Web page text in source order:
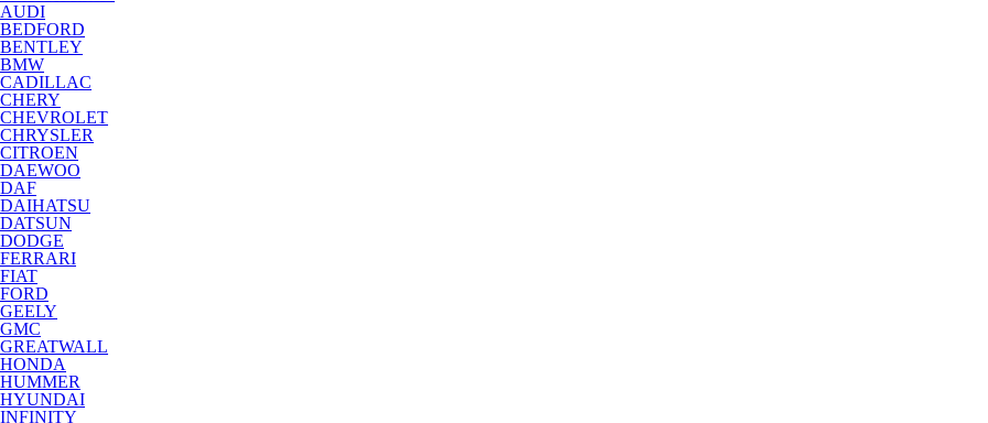
AUDI
BEDFORD
BENTLEY
BMW
CADILLAC
CHERY
CHEVROLET
CHRYSLER
CITROEN
DAEWOO
DAF
DAIHATSU
DATSUN
DODGE
FERRARI
FIAT
FORD
GEELY
GMC
GREATWALL
HONDA
HUMMER
HYUNDAI
INFINITY